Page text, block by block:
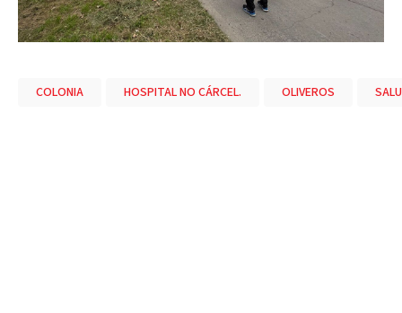
COLONIA HOSPITAL NO CÁRCEL. OLIVEROS